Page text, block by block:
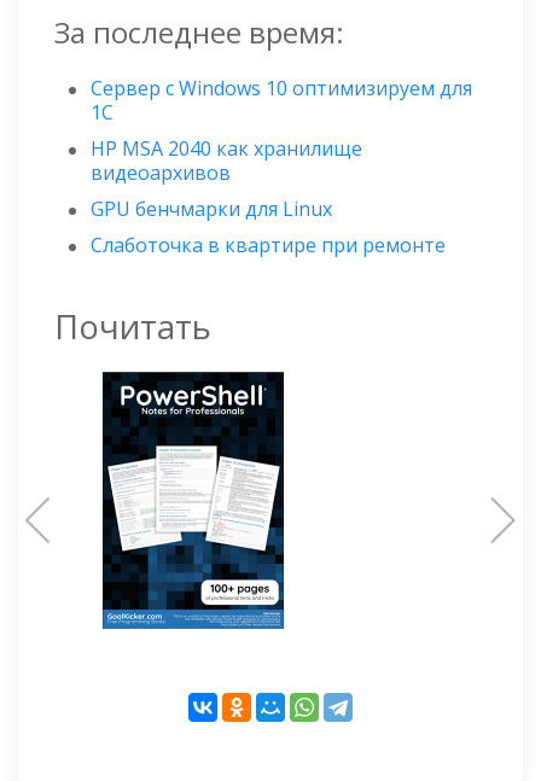
За последнее время:
Сервер с Windows 10 оптимизируем для
1С
HP MSA 2040 как хранилище
видеоархивов
GPU бенчмарки для Linux
Слаботочка в квартире при ремонте
Почитать